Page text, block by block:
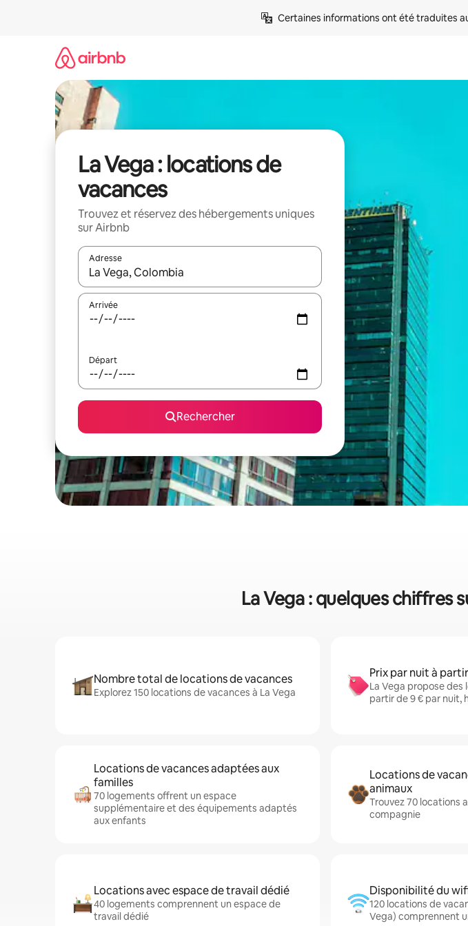
Certaines informations ont été traduites
La Vega : locations de
vacances
Trouvez et réservez des hébergements uniques
sur Airbnb
Adresse
Lorsque les résultats s'affichent, utilisez les flèches vers le haut et vers le bas pour
Arrivée
Départ
Rechercher
La Vega : quelques chiffres
Nombre total de locations de vacances
Explorez 150 locations de vacances à La Vega
Prix par nuit à
La Vega propose des
partir de 9 € par nuit,
Locations de vacances adaptées aux
familles
70 logements offrent un espace
supplémentaire et des équipements adaptés
aux enfants
Locations de
animaux
Trouvez 70 locations
compagnie
Locations avec espace de travail dédié
40 logements comprennent un espace de
travail dédié
Disponibilité du
120 locations de
Vega) comprennent